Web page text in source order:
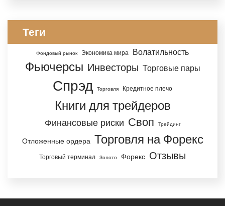
Теги
Фондовый рынок Экономика мира Волатильность
Фьючерсы Инвесторы Торговые пары
Спрэд Торговля Кредитное плечо
Книги для трейдеров
Финансовые риски Своп Трейдинг
Отложенные ордера Торговля на Форекс
Торговый терминал Золото Форекс Отзывы